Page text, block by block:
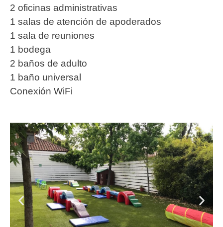
2 oficinas administrativas
1 salas de atención de apoderados
1 sala de reuniones
1 bodega
2 baños de adulto
1 baño universal
Conexión WiFi